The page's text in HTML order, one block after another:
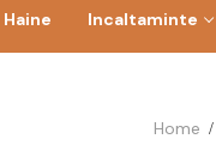
Haine Incaltaminte
Home